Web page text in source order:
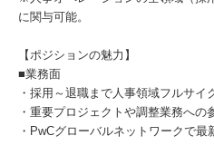
に関与可能。
【ポジションの魅力】
■業務面
・採用～退職まで人事領域フルサイ
・重要プロジェクトや調整業務への
・PwCグローバルネットワークで最